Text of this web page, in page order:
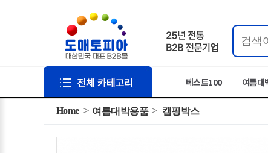
베스트100 여름대
Home 여름대박용품 캠핑박스